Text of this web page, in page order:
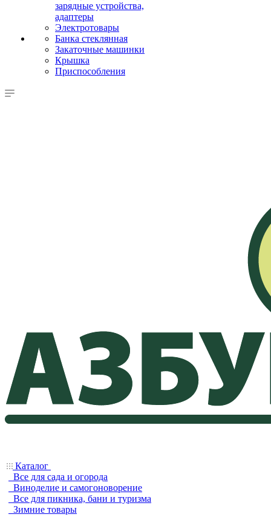
зарядные устройства,
адаптеры
Электротовары
Банка стеклянная
Закаточные машинки
Крышка
Приспособления
Каталог
Все для сада и огорода
Виноделие и самогоноворение
Все для пикника, бани и туризма
Зимние товары